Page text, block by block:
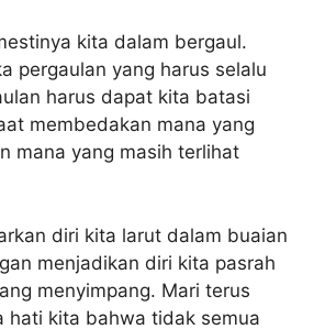
kita dalam bergaul.
pergaulan yang harus selalu
harus dapat kita batasi
membedakan mana yang
mana yang masih terlihat
diri kita larut dalam buaian
menjadikan diri kita pasrah
menyimpang. Mari terus
hati kita bahwa tidak semua